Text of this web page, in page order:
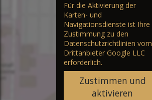
Für die Aktivierung der
Karten- und
Navigationsdienste ist Ihre
Zustimmung zu den
Datenschutzrichtlinien vom
Drittanbieter Google LLC
erforderlich.
Zustimmen und
aktivieren